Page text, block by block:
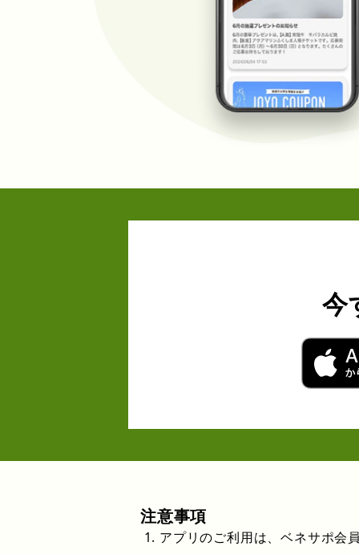
今
注意事項
アプリのご利用は、ベネサポ会